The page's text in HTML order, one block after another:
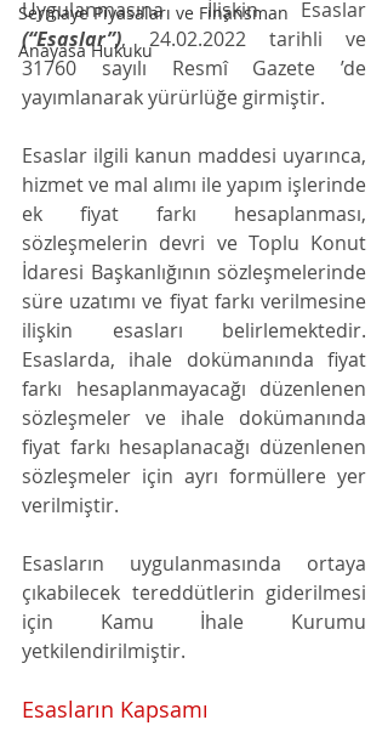
Sermaye Piyasaları ve Finansman
Anayasa Hukuku
(“Esaslar”), 24.02.2022 tarihli ve
31760 sayılı Resmî Gazete ’de
yayımlanarak yürürlüğe girmiştir.
Esaslar ilgili kanun maddesi uyarınca,
hizmet ve mal alımı ile yapım işlerinde
ek fiyat farkı hesaplanması,
sözleşmelerin devri ve Toplu Konut
İdaresi Başkanlığının sözleşmelerinde
süre uzatımı ve fiyat farkı verilmesine
ilişkin esasları belirlemektedir.
Esaslarda, ihale dokümanında fiyat
farkı hesaplanmayacağı düzenlenen
sözleşmeler ve ihale dokümanında
fiyat farkı hesaplanacağı düzenlenen
sözleşmeler için ayrı formüllere yer
verilmiştir.
Esasların uygulanmasında ortaya
çıkabilecek tereddütlerin giderilmesi
için Kamu İhale Kurumu
yetkilendirilmiştir.
Esasların Kapsamı